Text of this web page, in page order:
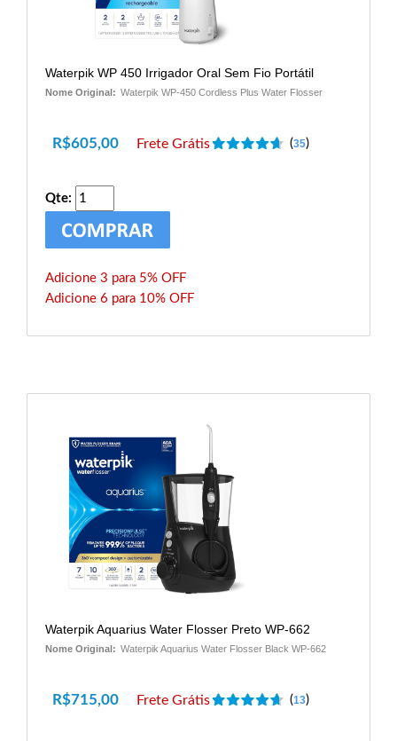
Waterpik WP 450 Irrigador Oral Sem Fio Portátil
Nome Original: Waterpik WP-450 Cordless Plus Water Flosser
R$605,00 Frete Grátis (35)
Qte:
Adicione 3 para 5% OFF
Adicione 6 para 10% OFF
Waterpik Aquarius Water Flosser Preto WP-662
Nome Original: Waterpik Aquarius Water Flosser Black WP-662
R$715,00 Frete Grátis (13)